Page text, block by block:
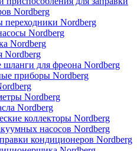
Nordberg
переходники Nordberg
Nordberg
Nordberg
Nordberg
шланги для фреона Nordberg
приборы Nordberg
Nordberg
Nordberg
коллекторы Nordberg
насосов Nordberg
кондиционеров Nordberg